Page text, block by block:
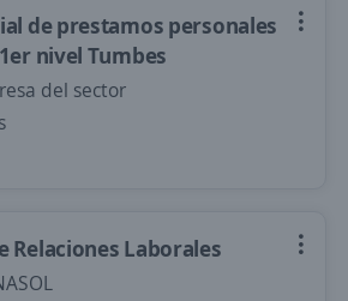
de prestamos personales
nivel Tumbes
del sector
Relaciones Laborales